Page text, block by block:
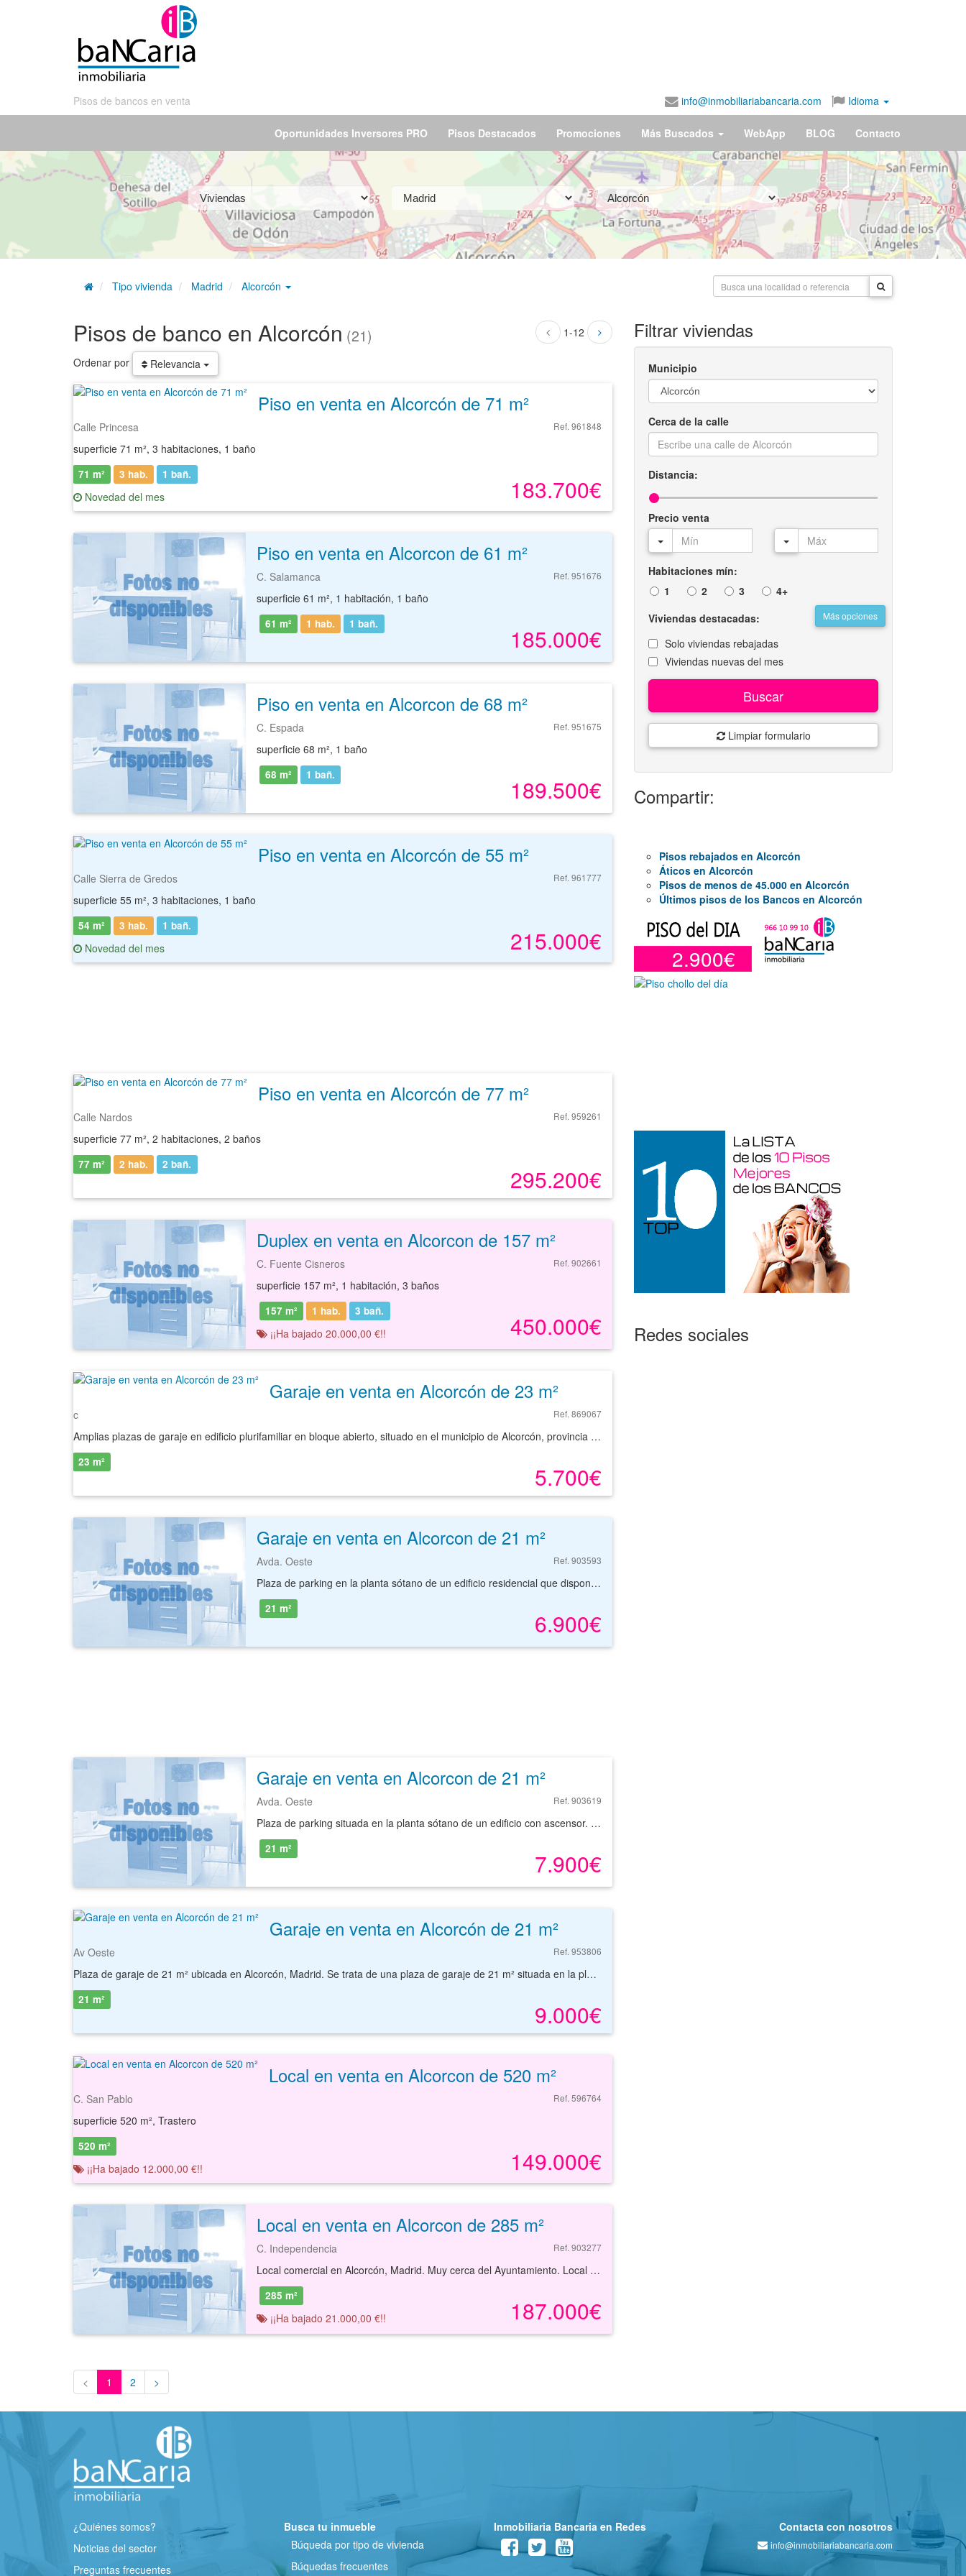
Pisos de bancos en venta info@inmobiliariabancaria.com Idioma
Oportunidades Inversores PRO Pisos Destacados Promociones Más Buscados WebApp BLOG Contacto
Tipo vivienda Madrid Alcorcón
1-12
Pisos de banco en Alcorcón (21)
Ordenar por Relevancia
Piso en venta en Alcorcón de 71 m²
Calle Princesa Ref. 961848
superficie 71 m², 3 habitaciones, 1 baño
183.700€
71 m² 3 hab. 1 bañ.
Novedad del mes
Piso en venta en Alcorcon de 61 m²
C. Salamanca Ref. 951676
superficie 61 m², 1 habitación, 1 baño
185.000€
61 m² 1 hab. 1 bañ.
Piso en venta en Alcorcon de 68 m²
C. Espada Ref. 951675
superficie 68 m², 1 baño
189.500€
68 m² 1 bañ.
Piso en venta en Alcorcón de 55 m²
Calle Sierra de Gredos Ref. 961777
superficie 55 m², 3 habitaciones, 1 baño
215.000€
54 m² 3 hab. 1 bañ.
Novedad del mes
Piso en venta en Alcorcón de 77 m²
Calle Nardos Ref. 959261
superficie 77 m², 2 habitaciones, 2 baños
295.200€
77 m² 2 hab. 2 bañ.
Duplex en venta en Alcorcon de 157 m²
C. Fuente Cisneros Ref. 902661
superficie 157 m², 1 habitación, 3 baños
450.000€
157 m² 1 hab. 3 bañ.
¡¡Ha bajado 20.000,00 €!!
Garaje en venta en Alcorcón de 23 m²
c Ref. 869067
Amplias plazas de garaje en edificio plurifamiliar en bloque abierto, situado en el municipio de Alcorcón, provincia de Madrid. El inmueble dispone de ascensores y está distribuido en siete plantas sobre rasante de uso residencial y una planta bajo rasante para uso de garajes. Forma parte de una zona de expansión denominada Ensanche Sur de Alcorcón donde las edificaciones del entorno tienen una antigüedad media de entre cero y diez años. Alcorcón se encuentra a solo trece kilómetros de Madrid en dirección suroeste y cuenta con toda clase de servicios, supermercados, universidades, centros educativos, polideportivos y hospitales. En cuanto al transporte, Alcorcón disfruta de muy buenas comunicaciones a través de numerosas carreteras que la conectan con el resto de municipios madrileños, M-50, A-5, R-5, además de transporte público: metro, metro ligero, cercanas y autobuses.
5.700€
23 m²
Garaje en venta en Alcorcon de 21 m²
Avda. Oeste Ref. 903593
Plaza de parking en la planta sótano de un edificio residencial que dispone de ascensor. Dispone de buen acceso mediante rampa, acceso peatonal mediante escaleras y ascensor y espacio para la realización de maniobras. Con buen acceso y circulación interna. Próxima a la Plaza Mayor y a la Avenida del Oeste.Infórmese sin compromiso.
6.900€
21 m²
Garaje en venta en Alcorcon de 21 m²
Avda. Oeste Ref. 903619
Plaza de parking situada en la planta sótano de un edificio con ascensor. Con amplio acceso y buena maniobrabilidad. Al lado de Plaza Mayor y de la Av. de las Retamas.
7.900€
21 m²
Garaje en venta en Alcorcón de 21 m²
Av Oeste Ref. 953806
Plaza de garaje de 21 m² ubicada en Alcorcón, Madrid. Se trata de una plaza de garaje de 21 m² situada en la planta sótano del edificio. Cuenta con amplias zonas de rodadura por lo que ofrece buena maniobrabilidad. El activo se encuentra en el núcleo urbano de Alcorcón, una de las principales localidades del área metropolitana de Madrid, con excelentes accesos por la carretera A-5 y la autopista M-50, así como conexiones directas con la M-506 y otras vías principales que facilitan la entrada y salida desde la ciudad y la conexión con municipios cercanos. En cuanto a transporte público, la zona dispone de una completa red de autobuses urbanos e interurbanos que comunican con toda la ciudad y con Madrid capital. Asimismo, cuenta con paradas próximas de metro (Línea 12 - Metrosur) y cercanías Renfe (líneas C-5 y otras), lo que proporciona alternativas rápidas y eficientes para los desplazamientos diarios tanto en transporte privado como público. En las inmediaciones, se puede disfrutar de servicios como supermercados, restaurantes, instalaciones deportivas, oficinas bancarias y una amplia variedad de negocios y comercios de proximidad. Entre los principales puntos de interés en Alcorcón destacan el centro comercial X-Madrid, el Hospital Universitario Fundación Alcorcón, el Centro de Salud Ramón y Cajal, espacios verdes como el Parque de la República y recintos feriales donde se celebran eventos culturales y de ocio. Con nuestros servicios podrá encontrar la plaza de garaje que necesita y asegurar su inversión con el mejor de los asesoramientos especializados. Empiece ahora mismo pidiendo más información. Un responsable cercano a usted le atenderá personalmente.
9.000€
21 m²
Local en venta en Alcorcon de 520 m²
C. San Pablo Ref. 596764
superficie 520 m², Trastero
149.000€
520 m²
¡¡Ha bajado 12.000,00 €!!
Local en venta en Alcorcon de 285 m²
C. Independencia Ref. 903277
Local comercial en Alcorcón, Madrid. Muy cerca del Ayuntamiento. Local comercial situado en la planta baja de un edificio en muy buen estado.Cuenta con una muy buena visibilidad tanto por su ubicación como por su fachada a una de las avenidas principales de la localidad.En un barrio residencial consolidado con todos los servicios básicos necesarios, rodeado de centros educativos como IES Luis Buñuel, supermercados y comercios de proximidad.Solicite más información sin ningún tipo de compromiso.
187.000€
285 m²
¡¡Ha bajado 21.000,00 €!!
< 1 2 >
Filtrar viviendas
Municipio
Cerca de la calle
Distancia:
Precio venta
Habitaciones mín:
1
2 3 4+
Más opciones
Viviendas destacadas:
Solo viviendas rebajadas
Viviendas nuevas del mes
Buscar
Limpiar formulario
Compartir:
Pisos rebajados en Alcorcón
Áticos en Alcorcón
Pisos de menos de 45.000 en Alcorcón
Últimos pisos de los Bancos en Alcorcón
2.900€
Redes sociales
¿Quiénes somos?
Noticias del sector
Preguntas frecuentes
Busca tu inmueble
Búqueda por tipo de vivienda
Búquedas frecuentes
Inmobiliaria Bancaria en Redes Contacta con nosotros
info@inmobiliariabancaria.com